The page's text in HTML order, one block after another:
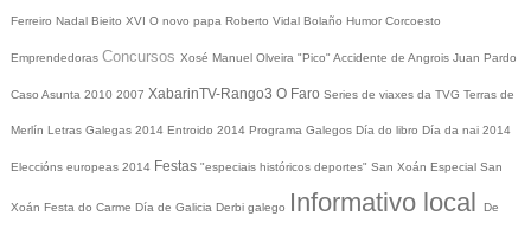
Ferreiro Nadal Bieito XVI O novo papa Roberto Vidal Bolaño Humor Corcoesto
Emprendedoras Concursos Xosé Manuel Olveira "Pico" Accidente de Angrois Juan Pardo
Caso Asunta 2010 2007 XabarinTV-Rango3 O Faro Series de viaxes da TVG Terras de
Merlín Letras Galegas 2014 Entroido 2014 Programa Galegos Día do libro Día da nai 2014
Eleccións europeas 2014 Festas "especiais históricos deportes" San Xoán Especial San
Xoán Festa do Carme Día de Galicia Derbi galego Informativo local De